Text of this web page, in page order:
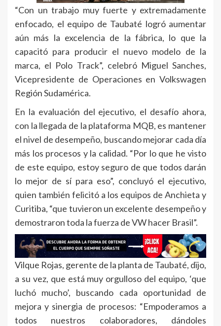
“Con un trabajo muy fuerte y extremadamente
enfocado, el equipo de Taubaté logró aumentar
aún más la excelencia de la fábrica, lo que la
capacitó para producir el nuevo modelo de la
marca, el Polo Track”, celebró Miguel Sanches,
Vicepresidente de Operaciones en Volkswagen
Región Sudamérica.
En la evaluación del ejecutivo, el desafío ahora,
con la llegada de la plataforma MQB, es mantener
el nivel de desempeño, buscando mejorar cada día
más los procesos y la calidad. “Por lo que he visto
de este equipo, estoy seguro de que todos darán
lo mejor de sí para eso”, concluyó el ejecutivo,
quien también felicitó a los equipos de Anchieta y
Curitiba, “que tuvieron un excelente desempeño y
demostraron toda la fuerza de VW hacer Brasil”.
Vilque Rojas, gerente de la planta de Taubaté, dijo,
a su vez, que está muy orgulloso del equipo, ‘que
luchó mucho’, buscando cada oportunidad de
mejora y sinergia de procesos: “Empoderamos a
todos nuestros colaboradores, dándoles